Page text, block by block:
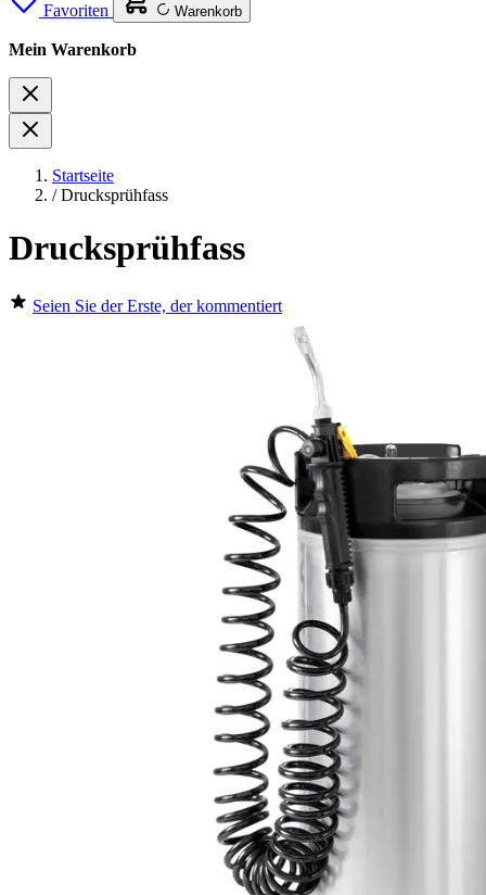
Favoriten Warenkorb
Mein Warenkorb
Startseite
/ Drucksprühfass
Drucksprühfass
Seien Sie der Erste, der kommentiert